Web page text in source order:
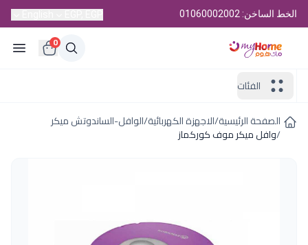
الخط الساخن: 01060002002
0
الفئات
الصفحة الرئيسية/الاجهزة الكهربائية/الوافل-الساندوتش ميكر
/وافل ميكر موف كوركماز